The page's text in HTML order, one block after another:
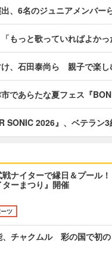
、6名のジュニアメンバー
もっと歌っていればよか
、石田泰尚ら 親子で楽
であらたな夏フェス『
SONIC 2026』、ベテラ
戦ナイターで縁日＆プール
ーまつり』開催
ツ
、チャクムル 彩の国で初